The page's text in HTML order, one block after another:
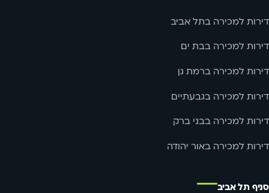
דירות למכירה בתל אביב
דירות למכירה בבת ים
דירות למכירה ברמת גן
דירות למכירה בגבעתיים
דירות למכירה בבני ברק
דירות למכירה באור יהודה
סניף תל אביב